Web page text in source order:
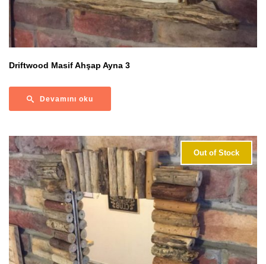
Driftwood Masif Ahşap Ayna 3
Devamını oku
Out of Stock